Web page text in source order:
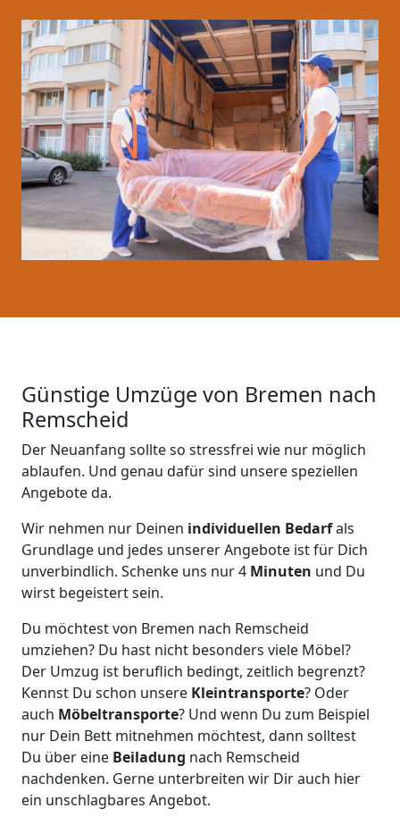
Günstige Umzüge von Bremen nach
Remscheid
Der Neuanfang sollte so stressfrei wie nur möglich
ablaufen. Und genau dafür sind unsere speziellen
Angebote da.
Wir nehmen nur Deinen individuellen Bedarfals
Grundlage und jedes unserer Angebote ist für Dich
unverbindlich. Schenke uns nur 4 Minuten und Du
wirst begeistert sein.
Du möchtest von Bremen nach Remscheid
umziehen? Du hast nicht besonders viele Möbel?
Der Umzug ist beruflich bedingt, zeitlich begrenzt?
Kennst Du schon unsere Kleintransporte? Oder
auch Möbeltransporte? Und wenn Du zum Beispiel
nur Dein Bett mitnehmen möchtest, dann solltest
Du über eine Beiladung nach Remscheid
nachdenken. Gerne unterbreiten wir Dir auch hier
ein unschlagbares Angebot.